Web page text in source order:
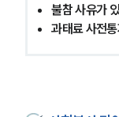
불참 사유가
과태료 사전